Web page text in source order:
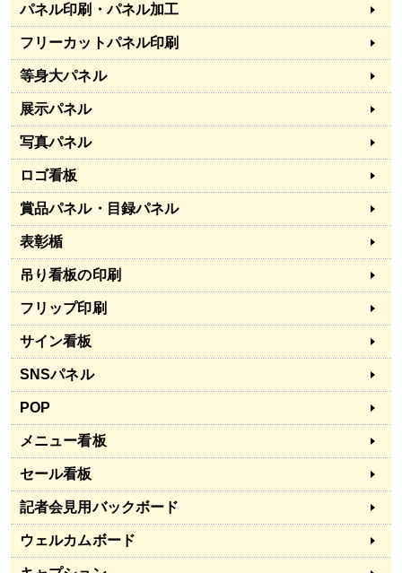
パネル印刷・パネル加工
フリーカットパネル印刷
等身大パネル
展示パネル
写真パネル
ロゴ看板
賞品パネル・目録パネル
表彰楯
吊り看板の印刷
フリップ印刷
サイン看板
SNSパネル
POP
メニュー看板
セール看板
記者会見用バックボード
ウェルカムボード